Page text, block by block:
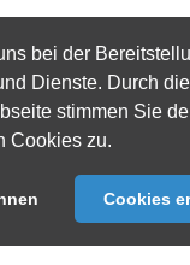
bei der
Dienste. Durch
stimmen Sie
Cookies zu.
Cookies